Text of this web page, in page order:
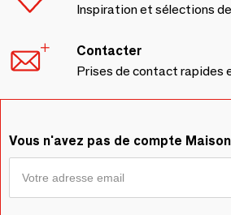
Inspiration et sélections
Contacter
Prises de contact rapides
Vous n'avez pas de compte